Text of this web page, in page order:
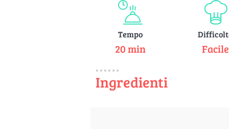
Tempo
20 min Facile
Ingredienti